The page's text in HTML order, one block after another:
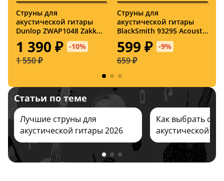
США США
12 августа 11 августа
Струны для
акустической гитары
Dunlop ZWAP1048 Zakk
Wylde String Lab Artist
Series 10-48
1 390 ₽ -10%
1 550 ₽
Струны для
акустической гитары
BlackSmith 93295 Acoustic
80/20 Bronze Custom
Light 11-52
599 ₽ -9%
659 ₽
Статьи по теме
Лучшие струны для
акустической гитары 2026
Как выбрать
акустической